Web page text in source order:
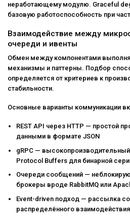
неработающему модулю. Graceful
базовую работоспособность при
Взаимодействие между
очереди и ивенты
Обмен между компонентами
механизмы и паттерны. Подбор
определяется от критериев к
стабильности.
Основные варианты коммуникации
REST API через HTTP — простой
данными в формате JSON
gRPC — высокопроизводительный
Protocol Buffers для бинарной
Очереди сообщений —
брокеры вроде RabbitMQ или
Event-driven подход — рассылка
распределённого взаимодействия